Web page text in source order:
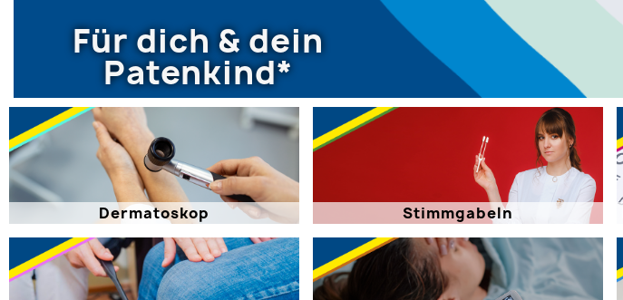
Für dich & dein
Patenkind*
Dermatoskop Stimmgabeln